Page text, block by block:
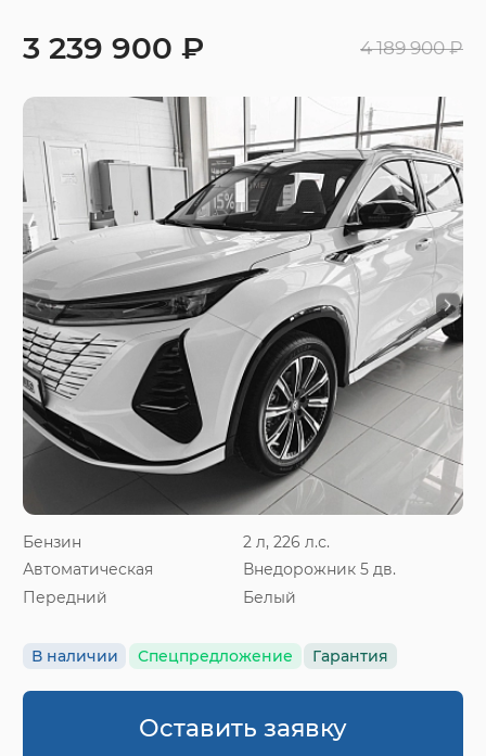
Бензин
2 л, 226 л.с.
Автоматическая
Внедорожник 5 дв.
Передний
Белый
В наличии Спецпредложение Гарантия
3 239 900 ₽ 4 189 900 ₽
Оставить заявку